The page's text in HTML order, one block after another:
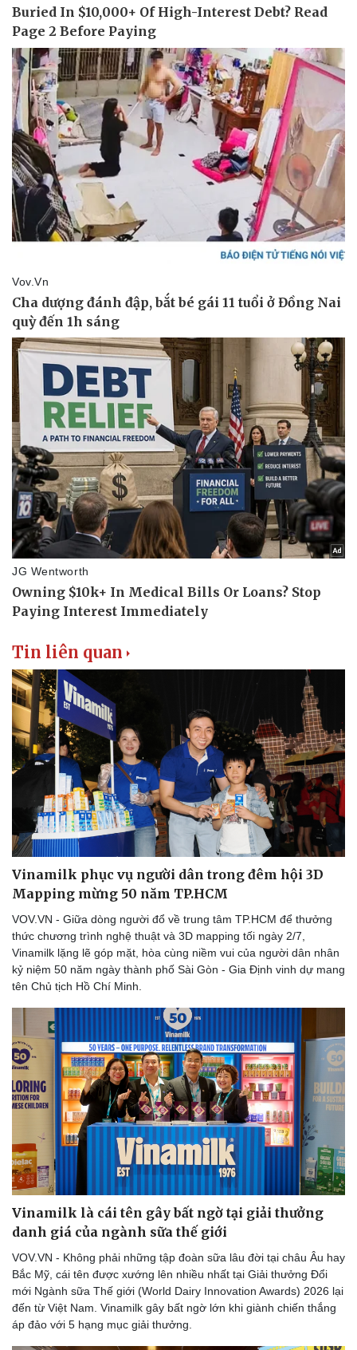
Doanh nghiệp
Thông tin doanh nghiệp
Doanh nghiệp 24h
Doanh nhân
Vì cộng đồng
Công nghệ
Sành điệu
Tin Công nghệ
Trải nghiệm
Chuyển đổi số
Sức khỏe
Dinh dưỡng - món ngon
Cây thuốc
Nhi khoa
Nam khoa
Làm đẹp - giảm cân
Phòng mạch online
Ăn sạch sống khỏe
Đời sống
Nhà đẹp
Blog
Tin liên quan
Vinamilk phục vụ người dân trong đêm hội 3D
Mapping mừng 50 năm TP.HCM
VOV.VN - Giữa dòng người đổ về trung tâm TP.HCM để thưởng
thức chương trình nghệ thuật và 3D mapping tối ngày 2/7,
Vinamilk lặng lẽ góp mặt, hòa cùng niềm vui của người dân nhân
kỷ niệm 50 năm ngày thành phố Sài Gòn - Gia Định vinh dự mang
tên Chủ tịch Hồ Chí Minh.
Vinamilk là cái tên gây bất ngờ tại giải thưởng
danh giá của ngành sữa thế giới
VOV.VN - Không phải những tập đoàn sữa lâu đời tại châu Âu hay
Bắc Mỹ, cái tên được xướng lên nhiều nhất tại Giải thưởng Đổi
mới Ngành sữa Thế giới (World Dairy Innovation Awards) 2026 lại
đến từ Việt Nam. Vinamilk gây bất ngờ lớn khi giành chiến thắng
áp đảo với 5 hạng mục giải thưởng.